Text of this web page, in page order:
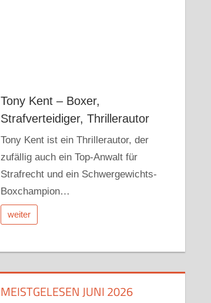
Tony Kent – Boxer,
Strafverteidiger, Thrillerautor
Tony Kent ist ein Thrillerautor, der
zufällig auch ein Top-Anwalt für
Strafrecht und ein Schwergewichts-
Boxchampion…
weiter
MEISTGELESEN JUNI 2026